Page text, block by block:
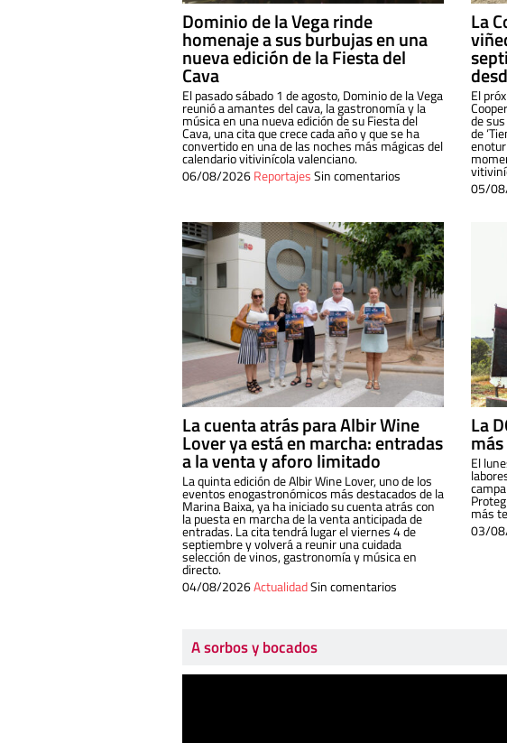
Dominio de la Vega rinde
homenaje a sus burbujas en una
nueva edición de la Fiesta del
Cava
El pasado sábado 1 de agosto, Dominio de la Vega
reunió a amantes del cava, la gastronomía y la
música en una nueva edición de su Fiesta del
Cava, una cita que crece cada año y que se ha
convertido en una de las noches más mágicas del
calendario vitivinícola valenciano.
06/08/2026ReportajesSin comentarios
La
El
de
de
05/
La cuenta atrás para Albir Wine
Lover ya está en marcha: entradas
a la venta y aforo limitado
La quinta edición de Albir Wine Lover, uno de los
eventos enogastronómicos más destacados de la
Marina Baixa, ya ha iniciado su cuenta atrás con
la puesta en marcha de la venta anticipada de
entradas. La cita tendrá lugar el viernes 4 de
septiembre y volverá a reunir una cuidada
selección de vinos, gastronomía y música en
directo.
04/08/2026ActualidadSin comentarios
La
El
más
03/
A sorbos y bocados